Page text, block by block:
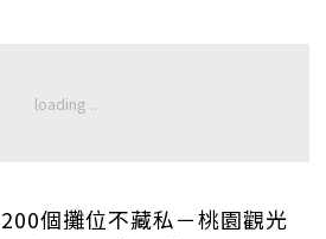
200個攤位不藏私－桃園觀光